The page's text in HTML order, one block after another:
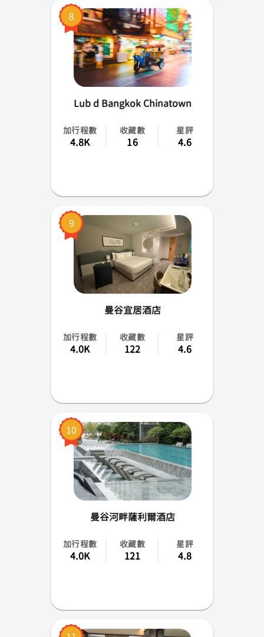
8
Lub d Bangkok Chinatown
加行程數
4.8K
收藏數
16
星評
4.6
9
曼谷宜居酒店
加行程數
4.0K
收藏數
122
星評
4.6
10
曼谷河畔薩利爾酒店
加行程數
4.0K
收藏數
121
星評
4.8